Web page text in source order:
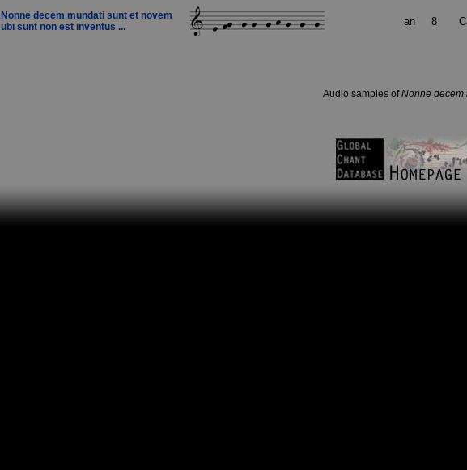
Nonne decem mundati sunt et novem
ubi sunt non est inventus ...
an 8
Audio samples ofNonne decem